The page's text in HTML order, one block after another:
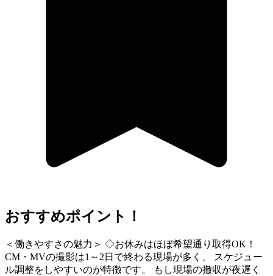
おすすめポイント！
＜働きやすさの魅力＞ ◇お休みはほぼ希望通り取得OK！
CM・MVの撮影は1～2日で終わる現場が多く、 スケジュー
ル調整をしやすいのが特徴です。 もし現場の撤収が夜遅く